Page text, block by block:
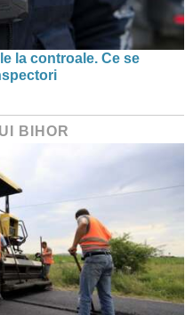
la controale. Ce se
BIHOR